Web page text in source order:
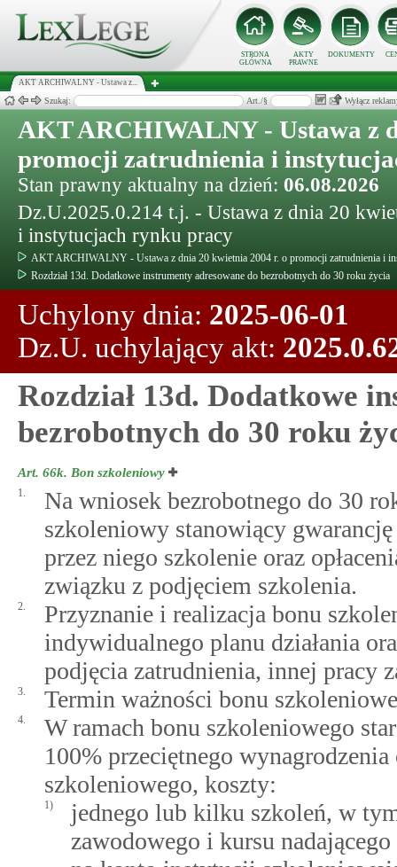
STRONA
GŁÓWNA
AKTY
PRAWNE
DOKUMENTY
AKT ARCHIWALNY - Ustawa z...
Szukaj: Art./§ Wyłącz
AKT ARCHIWALNY - Ustawa z
promocji zatrudnienia i
Stan prawny aktualny na dzień: 06.08.2026
Dz.U.2025.0.214 t.j. - Ustawa z dnia 20
i instytucjach rynku pracy
AKT ARCHIWALNY - Ustawa z dnia 20 kwietnia 2004 r. o promocji zatrudnienia i
Rozdział 13d. Dodatkowe instrumenty adresowane do bezrobotnych do 30 roku życia
Uchylony dnia: 2025-06-01
Dz.U. uchylający akt:
Rozdział 13d. Dodatkowe
bezrobotnych do 30 roku
Art. 66k. Bon szkoleniowy
1.
Na wniosek bezrobotnego do 30
szkoleniowy stanowiący
przez niego szkolenie oraz
związku z podjęciem szkolenia.
2.
Przyznanie i realizacja bonu
indywidualnego planu działania
podjęcia zatrudnienia, innej pracy
3. Termin ważności bonu
4.
W ramach bonu szkoleniowego
100% przeciętnego
szkoleniowego, koszty:
1)
jednego lub kilku szkoleń, w
zawodowego i kursu